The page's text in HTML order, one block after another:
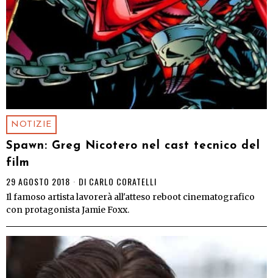
NOTIZIE
Spawn: Greg Nicotero nel cast tecnico del
film
29 AGOSTO 2018 DI CARLO CORATELLI
Il famoso artista lavorerà all'atteso reboot cinematografico
con protagonista Jamie Foxx.